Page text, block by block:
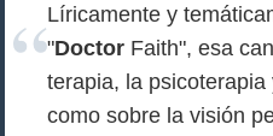
Líricamente y
"Doctor Faith", esa
terapia, la
como sobre la visión